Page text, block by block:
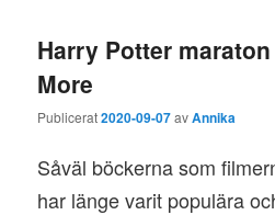
Harry Potter
More
Publicerat2020-09-07avAnnika
Såväl böckerna som
har länge varit populära